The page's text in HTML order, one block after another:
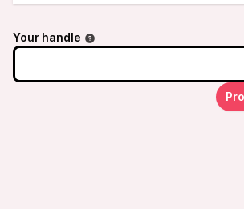
Your handle